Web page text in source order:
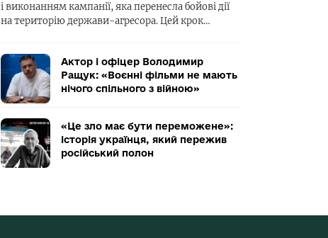
і виконанням кампанії, яка перенесла бойові дії
на територію держави-агресора. Цей крок…
Актор і офіцер Володимир
Ращук: «Воєнні фільми не мають
нічого спільного з війною»
«Це зло має бути переможене»:
історія українця, який пережив
російський полон